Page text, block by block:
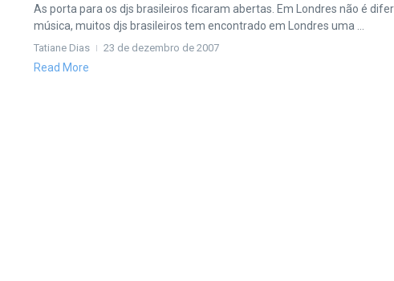
As porta para os djs brasileiros ficaram abertas. Em Londres não é
música, muitos djs brasileiros tem encontrado em Londres uma ...
Tatiane Dias 23 de dezembro de 2007
Read More